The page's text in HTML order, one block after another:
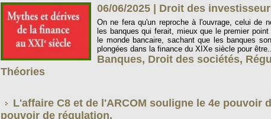
06/06/2025
Droit des
On ne fera qu'un reproche à l'ouvrage, celui de
les banques qui ferait, mieux que le premier
le monde bancaire, sachant que les banques
plongées dans la finance du XIXe siècle pour
Banques, Droit des sociétés,
Théories
L'affaire C8 et de l'ARCOM souligne le 4e pouvoir
pouvoir de régulation.